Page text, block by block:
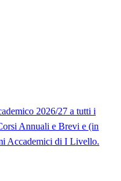
2026/27 a tutti i
Annuali e Brevi e (in
Accademici di I Livello.